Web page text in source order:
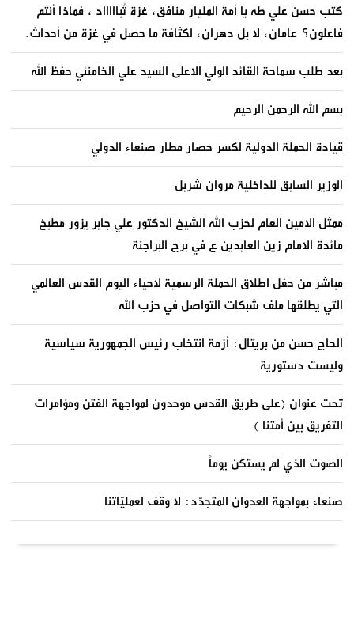
كتب حسن علي طه يا أمة المليار منافق، غزة تُباااااد ، فماذا أنتم
فاعلون؟ عامان، لا بل دهران، لكثافة ما حصل في غزة من أحداث.
بعد طلب سماحة القائد الولي الاعلى السيد علي الخامنئي حفظ الله
بسم الله الرحمن الرحيم
قيادة الحملة الدولية لكسر حصار مطار صنعاء الدولي
الوزير السابق للداخلية مروان شربل
ممثل الامين العام لحزب الله الشيخ الدكتور علي جابر يزور مطبخ
مائدة الامام زين العابدين ع في برج البراجنة
مباشر من حفل اطلاق الحملة الرسمية لاحياء اليوم القدس العالمي
التي يطلقها ملف شبكات التواصل في حزب الله
الحاج حسن من بريتال: أزمة انتخاب رئيس الجمهورية سياسية
وليست دستورية
تحت عنوان (على طريق القدس موحدون لمواجهة الفتن ومؤامرات
التفريق بين أمتنا )
الصوت الذي لم يستكن يوماً
صنعاء بمواجهة العدوان المتجدّد: لا وقف لعمليّاتنا